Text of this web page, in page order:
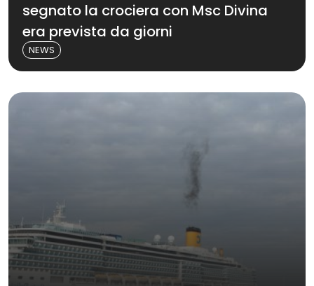
segnato la crociera con Msc Divina
era prevista da giorni
NEWS